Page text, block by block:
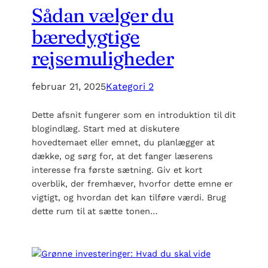
Sådan vælger du
bæredygtige
rejsemuligheder
februar 21, 2025Kategori 2
Dette afsnit fungerer som en introduktion til dit
blogindlæg. Start med at diskutere
hovedtemaet eller emnet, du planlægger at
dække, og sørg for, at det fanger læserens
interesse fra første sætning. Giv et kort
overblik, der fremhæver, hvorfor dette emne er
vigtigt, og hvordan det kan tilføre værdi. Brug
dette rum til at sætte tonen…